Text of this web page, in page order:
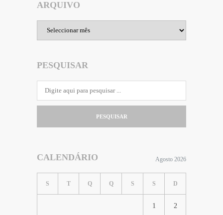
ARQUIVO
PESQUISAR
PESQUISAR
CALENDÁRIO Agosto 2026
S T Q Q S S D
1 2